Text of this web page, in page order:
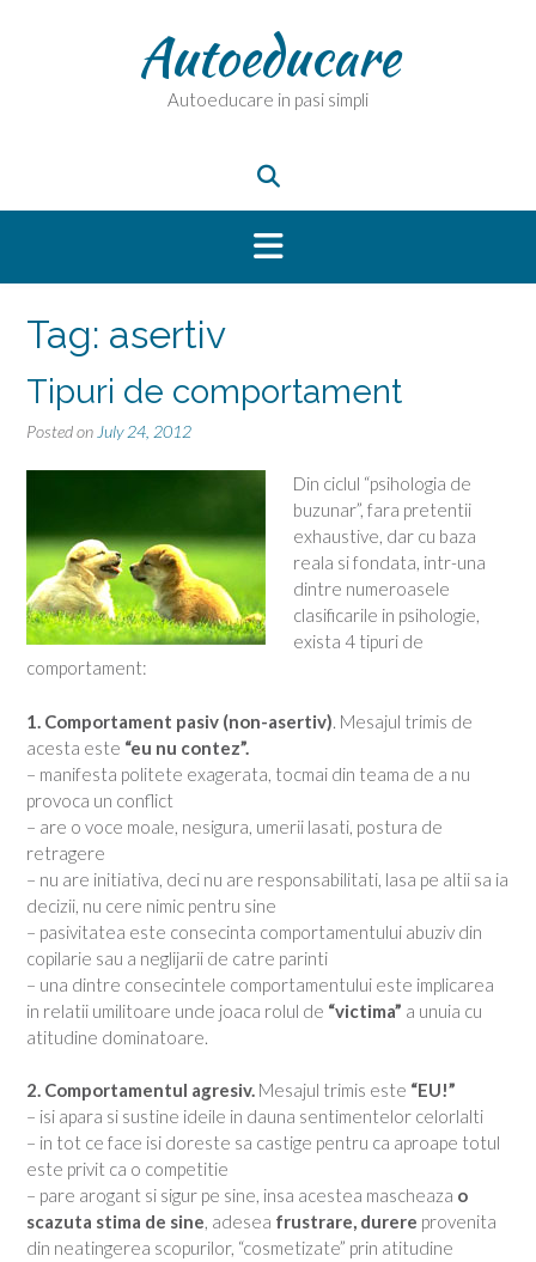
Autoeducare
Autoeducare in pasi simpli
Tag: asertiv
Tipuri de comportament
Posted on July 24, 2012
Din ciclul “psihologia de
buzunar”, fara pretentii
exhaustive, dar cu baza
reala si fondata, intr-una
dintre numeroasele
clasificarile in psihologie,
exista 4 tipuri de
comportament:
1. Comportament pasiv (non-asertiv) . Mesajul trimis de
acesta este “eu nu contez”.
– manifesta politete exagerata, tocmai din teama de a nu
provoca un conflict
– are o voce moale, nesigura, umerii lasati, postura de
retragere
– nu are initiativa, deci nu are responsabilitati, lasa pe altii sa ia
decizii, nu cere nimic pentru sine
– pasivitatea este consecinta comportamentului abuziv din
copilarie sau a neglijarii de catre parinti
– una dintre consecintele comportamentului este implicarea
in relatii umilitoare unde joaca rolul de “victima” a unuia cu
atitudine dominatoare.
2. Comportamentul agresiv. Mesajul trimis este “EU!”
– isi apara si sustine ideile in dauna sentimentelor celorlalti
– in tot ce face isi doreste sa castige pentru ca aproape totul
este privit ca o competitie
– pare arogant si sigur pe sine, insa acestea mascheaza o
scazuta stima de sine, adesea frustrare, durere provenita
din neatingerea scopurilor, “cosmetizate” prin atitudine